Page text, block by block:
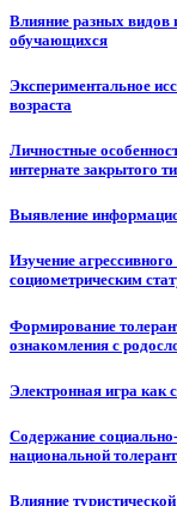
Влияние разных видов
обучающихся
Экспериментальное
возраста
Личностные
интернате закрытого
Выявление
Изучение
социометрическим
Формирование
ознакомления с
Электронная игра как
Содержание
национальной
Влияние